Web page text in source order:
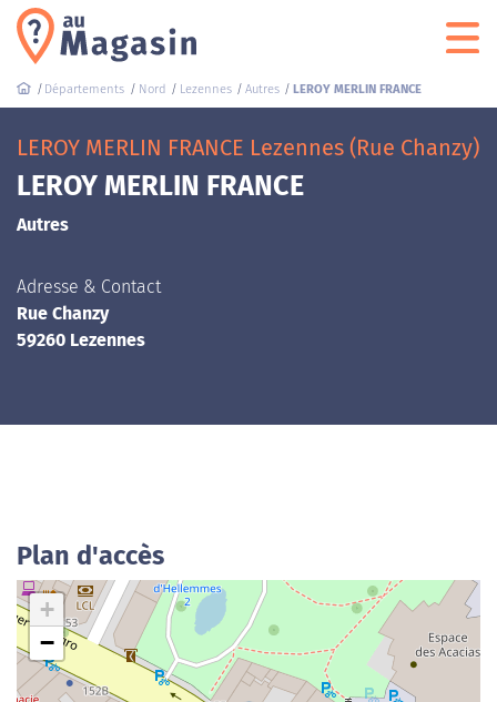
Départements Nord Lezennes Autres LEROY MERLIN FRANCE
LEROY MERLIN FRANCE Lezennes (Rue Chanzy)
LEROY MERLIN FRANCE
Autres
Adresse & Contact
Rue Chanzy
59260 Lezennes
Plan d'accès
+
−